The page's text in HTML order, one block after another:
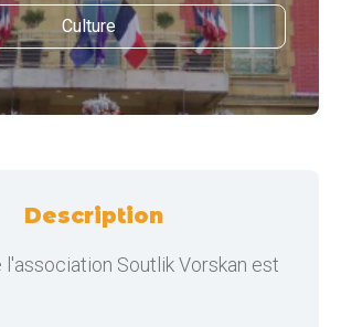
Culture
Description
l'association Soutlik Vorskan est